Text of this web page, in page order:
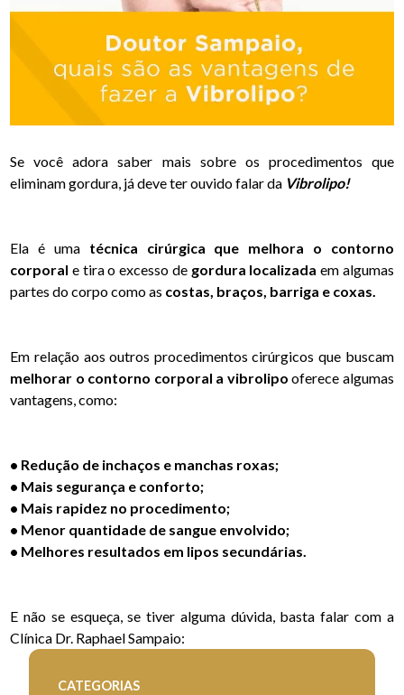
Se você adora saber mais sobre os procedimentos que
eliminam gordura, já deve ter ouvido falar da Vibrolipo!
Ela é uma técnica cirúrgica que melhora o contorno
corporal e tira o excesso de gordura localizada em algumas
partes do corpo como as costas, braços, barriga e coxas.
Em relação aos outros procedimentos cirúrgicos que buscam
melhorar o contorno corporal a vibrolipo oferece algumas
vantagens, como:
• Redução de inchaços e manchas roxas;
• Mais segurança e conforto;
• Mais rapidez no procedimento;
• Menor quantidade de sangue envolvido;
• Melhores resultados em lipos secundárias.
E não se esqueça, se tiver alguma dúvida, basta falar com a
Clínica Dr. Raphael Sampaio:
CATEGORIAS